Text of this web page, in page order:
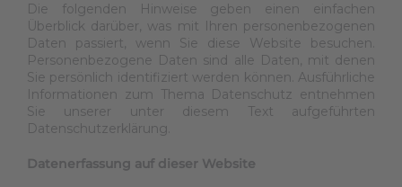
Die folgenden Hinweise geben einen einfachen
Überblick darüber, was mit Ihren personenbezogenen
Daten passiert, wenn Sie diese Website besuchen.
Personenbezogene Daten sind alle Daten, mit denen
Sie persönlich identifiziert werden können. Ausführliche
Informationen zum Thema Datenschutz entnehmen
Sie unserer unter diesem Text aufgeführten
Datenschutzerklärung.
Datenerfassung auf dieser Website